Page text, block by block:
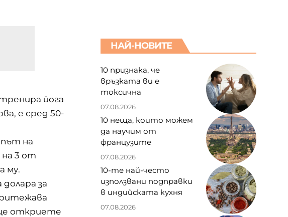
йога
е сред 50-
път на
на 3 от
му.
за
откриете
НАЙ-НОВИТЕ
10 признака, че
връзката ви е
токсична
07.08.2026
10 неща, които можем
да научим от
французите
07.08.2026
10-те най-често
използвани подправки
в индийската кухня
07.08.2026